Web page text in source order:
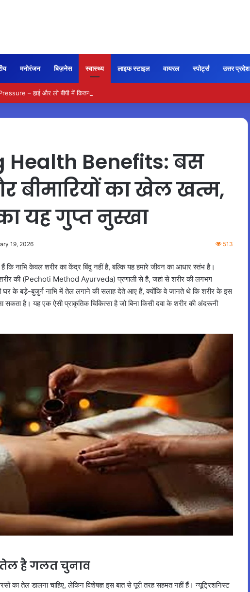
मनोरंजन बिज़नेस स्वास्थ्य लाइफ स्टाइल वायरल स्पोर्ट्स उत्तर प्रदेश
– हाई और लो बीपी में कितना नमक खाना सही, डॉक्टर ने बताया सुरक्षित मात्रा…
Health Benefits: बस
बीमारियों का खेल खत्म,
यह गुप्त नुस्खा
19, 2026 513
कि नाभि केवल शरीर का केंद्र बिंदु नहीं है, बल्कि यह हमारे जीवन का आधार स्तंभ है।
शरीर की (Pechoti Method Ayurveda) प्रणाली से है, जहां से शरीर की लगभग
घर के बड़े-बुजुर्ग नाभि में तेल लगाने की सलाह देते आए हैं, क्योंकि वे जानते थे कि शरीर के इस
है। यह एक ऐसी प्राकृतिक चिकित्सा है जो बिना किसी दवा के शरीर की अंदरूनी
तेल है गलत चुनाव
का तेल डालना चाहिए, लेकिन विशेषज्ञ इस बात से पूरी तरह सहमत नहीं हैं। न्यूट्रिशनिस्ट